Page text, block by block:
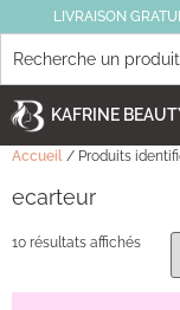
LIVRAISON
KAFRINE
Accueil / Produits
ecarteur
10 résultats affichés